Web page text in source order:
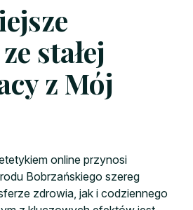
stałej
z Mój
online przynosi
Bobrzańskiego szereg
zdrowia, jak i codziennego